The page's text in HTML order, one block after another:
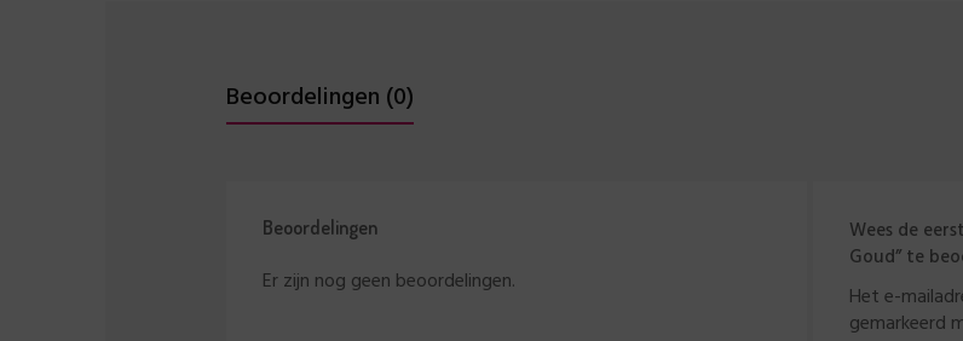
Beoordelingen (0)
Beoordelingen
Er zijn nog geen beoordelingen.
Wees de
Goud” te
Het e-
gemarkeerd